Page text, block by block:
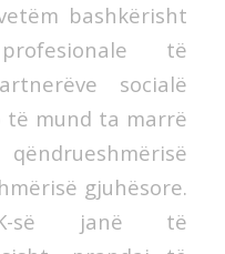
bashkërisht
të
socialë
të mund ta marrë
gjuhësore.
së janë të